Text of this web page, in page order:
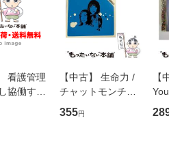
看護管理
協働する
看護マネ
スキル 改
【中古】 生命力 /
チャットモンチー /
キューンレコード
[CD]【メール便送
355円
【
のが